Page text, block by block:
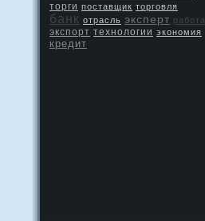
торги поставщик торговля
банк отрасль эксперт работа
экспорт технологии экономия
кредит